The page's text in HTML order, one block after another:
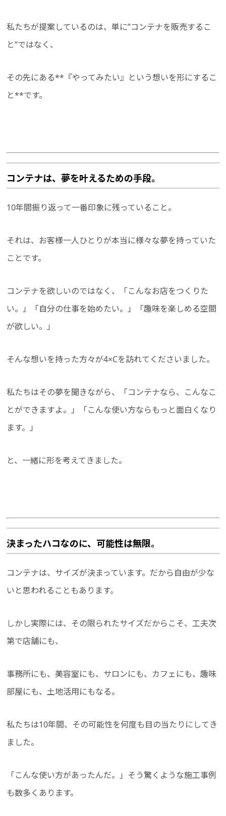
私たちが提案しているのは、単に”コンテナを販売するこ
と”ではなく、
その先にある**『やってみたい』という想いを形にするこ
と**です。
コンテナは、夢を叶えるための手段。
10年間振り返って一番印象に残っていること。
それは、お客様一人ひとりが本当に様々な夢を持っていた
ことです。
コンテナを欲しいのではなく、「こんなお店をつくりた
い。」「自分の仕事を始めたい。」「趣味を楽しめる空間
が欲しい。」
そんな想いを持った方々が4×Cを訪れてくださいました。
私たちはその夢を聞きながら、「コンテナなら、こんなこ
とができますよ。」「こんな使い方ならもっと面白くなり
ます。」
と、一緒に形を考えてきました。
決まったハコなのに、可能性は無限。
コンテナは、サイズが決まっています。だから自由が少な
いと思われることもあります。
しかし実際には、その限られたサイズだからこそ、工夫次
第で店舗にも、
事務所にも、美容室にも、サロンにも、カフェにも、趣味
部屋にも、土地活用にもなる。
私たちは10年間、その可能性を何度も目の当たりにしてき
ました。
「こんな使い方があったんだ。」そう驚くような施工事例
も数多くあります。